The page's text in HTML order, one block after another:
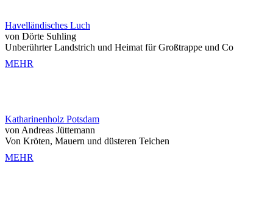
Havelländisches Luch
von Dörte Suhling
Unberührter Landstrich und Heimat für Großtrappe und Co
MEHR
Katharinenholz Potsdam
von Andreas Jüttemann
Von Kröten, Mauern und düsteren Teichen
MEHR